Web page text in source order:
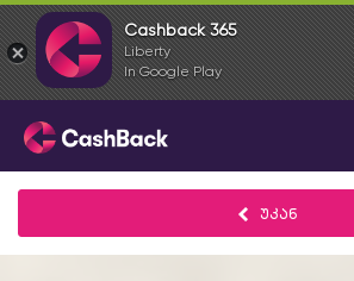
უკან
Cashback 365
Liberty
In Google Play